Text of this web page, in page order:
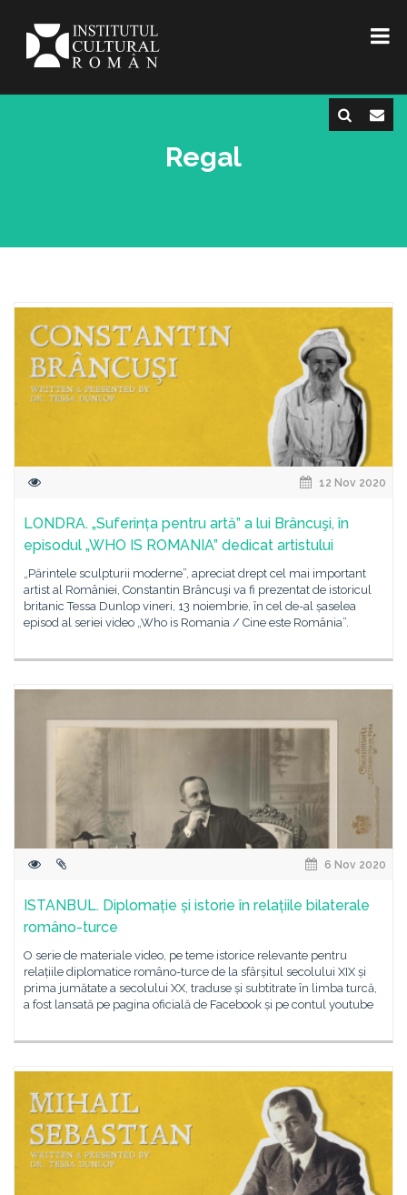
Regal
12 Nov 2020
LONDRA. „Suferința pentru artă” a lui Brâncuşi, în
episodul „WHO IS ROMANIA” dedicat artistului
„Părintele sculpturii moderne”, apreciat drept cel mai important
artist al României, Constantin Brâncuşi va fi prezentat de istoricul
britanic Tessa Dunlop vineri, 13 noiembrie, în cel de-al șaselea
episod al seriei video „Who is Romania / Cine este România”.
6 Nov 2020
ISTANBUL. Diplomație și istorie în relațiile bilaterale
româno-turce
O serie de materiale video, pe teme istorice relevante pentru
relațiile diplomatice româno-turce de la sfârșitul secolului XIX și
prima jumătate a secolului XX, traduse și subtitrate în limba turcă,
a fost lansată pe pagina oficială de Facebook și pe contul youtube